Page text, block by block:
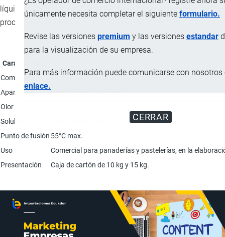
únicamente necesita completar el siguiente formulario.
Revise las versiones premium y las versiones estandar
para la visualización de su empresa.
Para más información puede comunicarse con nosotros
enlace.
CERRAR
líquidas (oleína) del aceite de palma, ésta se obtiene del
proceso de fraccionamiento del aceite refinado.
Característica
Composición
99.99% aceite vegetal, 0.01% antioxidantes (E319).
Apariencia
Olor
Solubilidad
Punto de fusión 55°C max.
Uso
Comercial para panaderías y pastelerías, en la
Presentación
Caja de cartón de 10 kg y 15 kg.